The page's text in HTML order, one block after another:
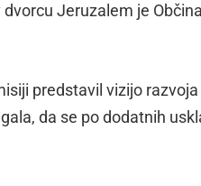
Jeruzalem je
predstavil vizijo
da se po dodatnih